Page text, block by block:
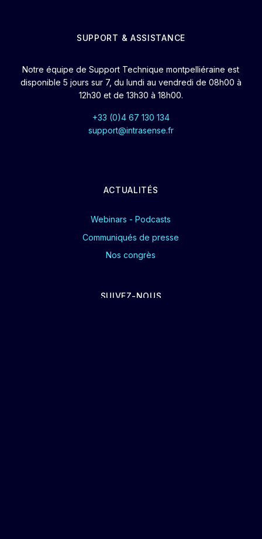
SUPPORT & ASSISTANCE
Notre équipe de Support Technique montpelliéraine est
disponible 5 jours sur 7, du lundi au vendredi de 08h00 à
12h30 et de 13h30 à 18h00.
+33 (0)4 67 130 134
support@intrasense.fr
ACTUALITÉS
Webinars - Podcasts
Communiqués de presse
Nos congrès
SUIVEZ-NOUS